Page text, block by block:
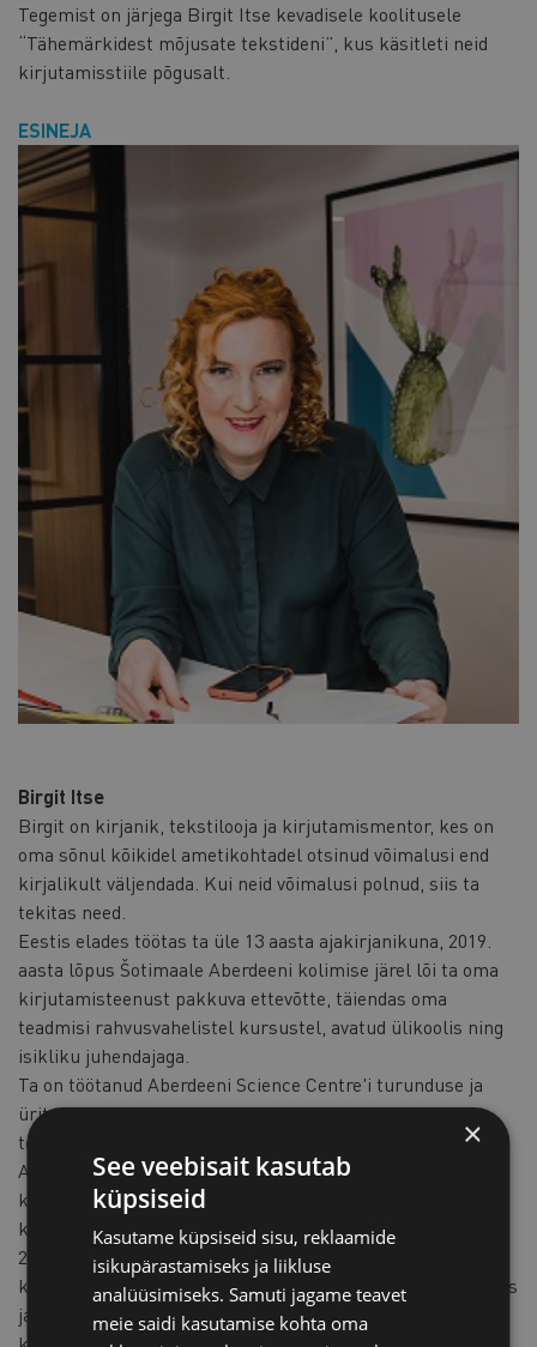
Tegemist on järjega Birgit Itse kevadisele koolitusele
“Tähemärkidest mõjusate tekstideni”, kus käsitleti neid
kirjutamisstiile põgusalt.
ESINEJA
Birgit Itse
Birgit on kirjanik, tekstilooja ja kirjutamismentor, kes on
oma sõnul kõikidel ametikohtadel otsinud võimalusi end
kirjalikult väljendada. Kui neid võimalusi polnud, siis ta
tekitas need.
Eestis elades töötas ta üle 13 aasta ajakirjanikuna, 2019.
aasta lõpus Šotimaale Aberdeeni kolimise järel lõi ta oma
kirjutamisteenust pakkuva ettevõtte, täiendas oma
teadmisi rahvusvahelistel kursustel, avatud ülikoolis ning
isikliku juhendajaga.
Ta on töötanud Aberdeeni Science Centre'i turunduse ja
ürituste koordinaatorina ja kuulub rahvusvahelisse
tekstiloojate võrgustikku Dark Angels Writers.
Alates 2021. aasta kevadest on ta jaganud oma teadmisi ja
kogemusi seminaride ja mentorluse vormis nii üksi kui ka
koos teiste turundusekspertidega.
2020. aasta maikuus ilmus Birgitilt kakskeelne
kinkeraamat, tema loomingut on avaldatud veebiajakirjades
ja rahvusvahelistes kogumikes, ta on oodatud esineja
×
See veebisait kasutab
küpsiseid
Kasutame küpsiseid sisu, reklaamide
isikupärastamiseks ja liikluse
analüüsimiseks. Samuti jagame teavet
meie saidi kasutamise kohta oma